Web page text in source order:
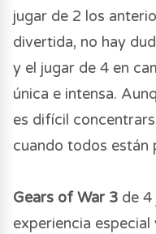
jugar de 2 los
divertida, no hay
y el jugar de 4 en
única e intensa.
es difícil
cuando todos están
Gears of War 3 de 4
experiencia